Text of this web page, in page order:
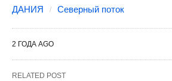
ДАНИЯ Северный поток
2 ГОДА AGO
RELATED POST